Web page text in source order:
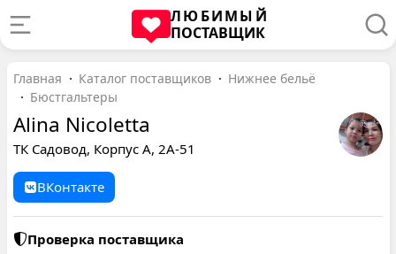
ЛЮБИМЫЙ
ПОСТАВЩИК
Главная Каталог поставщиков
Нижнее бельё
Бюстгальтеры
Alina Nicoletta
ТК Садовод, Корпус А, 2А-51
ВКонтакте
Проверка поставщика